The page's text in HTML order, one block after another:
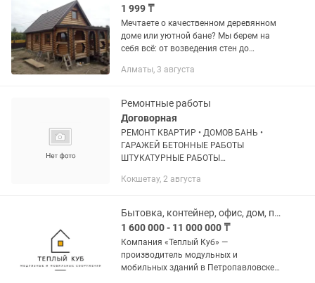
1 999 ₸
Мечтаете о качественном деревянном
доме или уютной бане? Мы берем на
себя всё: от возведения стен до
работаем с деревом, соблюдая
Алматы, 3 августа
Ремонтные работы
Договорная
РЕМОНТ КВАРТИР • ДОМОВ БАНЬ •
ГАРАЖЕЙ БЕТОННЫЕ РАБОТЫ
ШТУКАТУРНЫЕ РАБОТЫ
КАФЕЛЯ ЗАЛИВКА ФУНДАМЕНТА
ПОТОЛКОВ ИЗ...
Кокшетау, 2 августа
Бытовка, контейнер, офис, дом, павильон
1 600 000 - 11 000 000 ₸
Компания «Теплый Куб» —
производитель модульных и
мобильных зданий в Петропавловске.